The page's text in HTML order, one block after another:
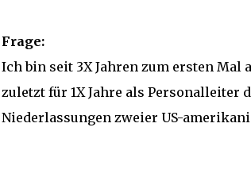
Frage:
Ich bin seit 3X Jahren zum ersten Mal
zuletzt für 1X Jahre als Personalleiter
Niederlassungen zweier US-